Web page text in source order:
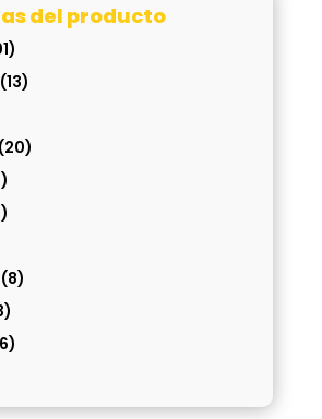
del producto
(13)
(20)
(8)